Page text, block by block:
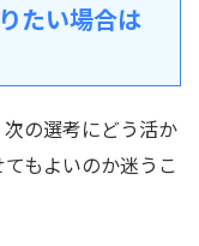
たい場合は
の選考にどう活か
もよいのか迷うこ